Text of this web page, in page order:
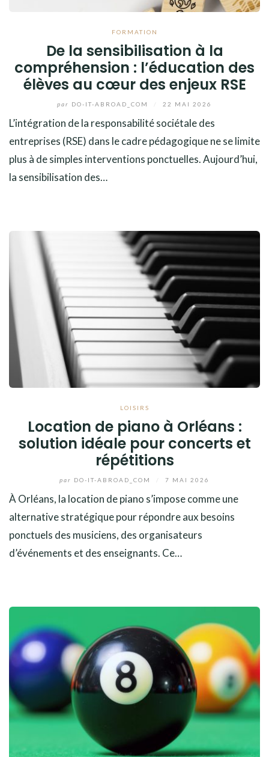
FORMATION
De la sensibilisation à la
compréhension : l’éducation des
élèves au cœur des enjeux RSE
par DO-IT-ABROAD_COM 22 MAI 2026
L’intégration de la responsabilité sociétale des
entreprises (RSE) dans le cadre pédagogique ne se limite
plus à de simples interventions ponctuelles. Aujourd’hui,
la sensibilisation des…
LOISIRS
Location de piano à Orléans :
solution idéale pour concerts et
répétitions
par DO-IT-ABROAD_COM 7 MAI 2026
À Orléans, la location de piano s’impose comme une
alternative stratégique pour répondre aux besoins
ponctuels des musiciens, des organisateurs
d’événements et des enseignants. Ce…